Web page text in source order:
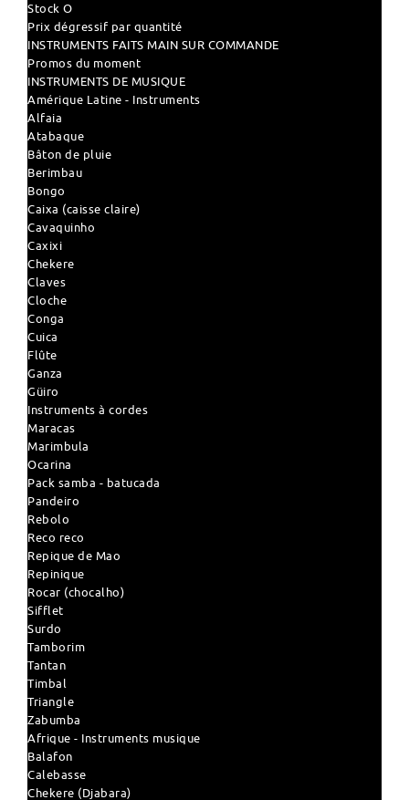
Stock O
Prix dégressif par quantité
INSTRUMENTS FAITS MAIN SUR COMMANDE
Promos du moment
INSTRUMENTS DE MUSIQUE
Amérique Latine - Instruments
Alfaia
Atabaque
Bâton de pluie
Berimbau
Bongo
Caixa (caisse claire)
Cavaquinho
Caxixi
Chekere
Claves
Cloche
Conga
Cuica
Flûte
Ganza
Güiro
Instruments à cordes
Maracas
Marimbula
Ocarina
Pack samba - batucada
Pandeiro
Rebolo
Reco reco
Repique de Mao
Repinique
Rocar (chocalho)
Sifflet
Surdo
Tamborim
Tantan
Timbal
Triangle
Zabumba
Afrique - Instruments musique
Balafon
Calebasse
Chekere (Djabara)